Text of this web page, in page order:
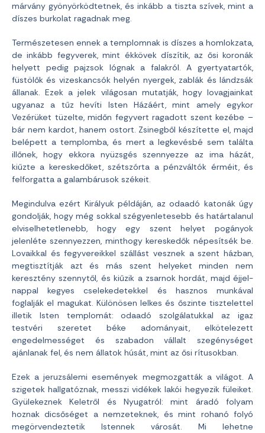
márvány gyönyörködtetnek, és inkább a tiszta szívek, mint a
díszes burkolat ragadnak meg.
Természetesen ennek a templomnak is díszes a homlokzata,
de inkább fegyverek, mint ékkövek díszítik, az ősi koronák
helyett pedig pajzsok lógnak a falakról. A gyertyatartók,
füstölők és vizeskancsók helyén nyergek, zablák és lándzsák
állanak. Ezek a jelek világosan mutatják, hogy lovagjainkat
ugyanaz a tűz hevíti Isten Házáért, mint amely egykor
Vezérüket tüzelte, midőn fegyvert ragadott szent kezébe –
bár nem kardot, hanem ostort. Zsinegből készítette el, majd
belépett a templomba, és mert a legkevésbé sem találta
illőnek, hogy ekkora nyüzsgés szennyezze az ima házát,
kiűzte a kereskedőket, szétszórta a pénzváltók érméit, és
felforgatta a galambárusok székeit.
Megindulva ezért Királyuk példáján, az odaadó katonák úgy
gondolják, hogy még sokkal szégyenletesebb és határtalanul
elviselhetetlenebb, hogy egy szent helyet pogányok
jelenléte szennyezzen, minthogy kereskedők népesítsék be.
Lovaikkal és fegyvereikkel szállást vesznek a szent házban,
megtisztítják azt és más szent helyeket minden nem
keresztény szennytől, és kiűzik a zsarnok hordát, majd éjjel-
nappal kegyes cselekedetekkel és hasznos munkával
foglalják el magukat. Különösen lelkes és őszinte tisztelettel
illetik Isten templomát: odaadó szolgálatukkal az igaz
testvéri szeretet béke adományait, elkötelezett
engedelmességet és szabadon vállalt szegénységet
ajánlanak fel, és nem állatok húsát, mint az ősi rítusokban.
Ezek a jeruzsálemi események megmozgatták a világot. A
szigetek hallgatóznak, messzi vidékek lakói hegyezik füleiket.
Gyülekeznek Keletről és Nyugatról: mint áradó folyam
hoznak dicsőséget a nemzeteknek, és mint rohanó folyó
megörvendeztetik Istennek városát. Mi lehetne